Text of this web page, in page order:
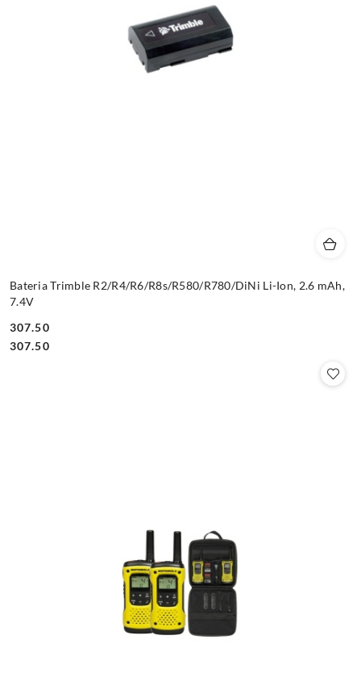
Bateria Trimble R2/R4/R6/R8s/R580/R780/DiNi Li-Ion, 2.6 mAh,
7.4V
Cena:
307.50
Cena:
307.50